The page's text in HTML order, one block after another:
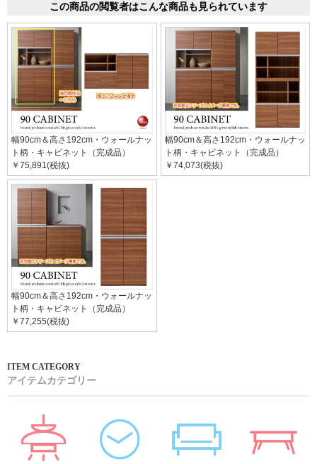
この商品の閲覧者はこんな商品も見られています
幅90cm＆高さ192cm・ウォールナッ
ト柄・キャビネット（完成品）
￥75,891(税抜)
幅90cm＆高さ192cm・ウォールナッ
ト柄・キャビネット（完成品）
￥74,073(税抜)
幅90cm＆高さ192cm・ウォールナッ
ト柄・キャビネット（完成品）
￥77,255(税抜)
アイテムカテゴリー